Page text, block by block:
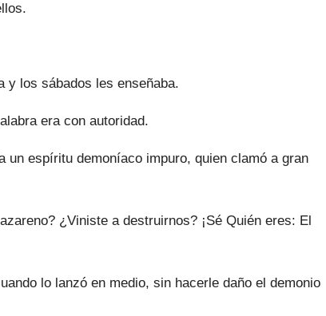
y los sábados les enseñaba.
era con autoridad.
un espíritu demoníaco impuro, quien clamó a gran
¿Viniste a destruirnos? ¡Sé Quién eres: El
lo lanzó en medio, sin hacerle daño el demonio